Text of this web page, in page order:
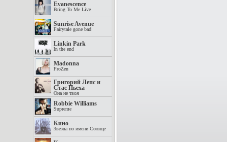
Evanescence
Bring To Me Live
Sunrise Avenue
Fairytale gone bad
Linkin Park
In the end
Madonna
FroZen
Григорий Лепс и
Стас Пьеха
Она не твоя
Robbie Williams
Supreme
Кино
Звезда по имени Солнце